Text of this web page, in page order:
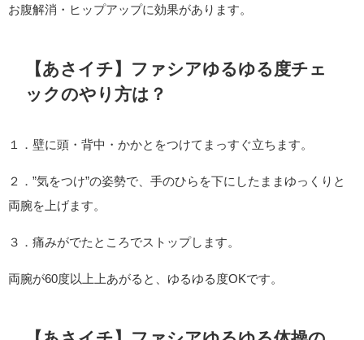
お腹解消・ヒップアップに効果があります。
【あさイチ】ファシアゆるゆる度チェ
ックのやり方は？
１．壁に頭・背中・かかとをつけてまっすぐ立ちます。
２．”気をつけ”の姿勢で、手のひらを下にしたままゆっくりと
両腕を上げます。
３．痛みがでたところでストップします。
両腕が60度以上上あがると、ゆるゆる度OKです。